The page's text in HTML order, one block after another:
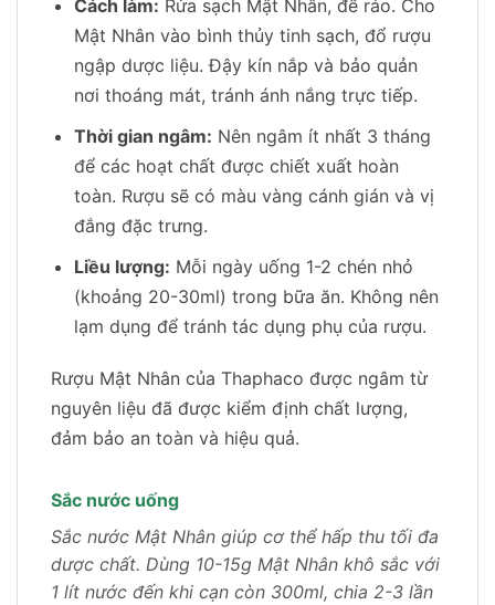
Cách làm: Rửa sạch Mật Nhân, để ráo. Cho
Mật Nhân vào bình thủy tinh sạch, đổ rượu
ngập dược liệu. Đậy kín nắp và bảo quản
nơi thoáng mát, tránh ánh nắng trực tiếp.
Thời gian ngâm: Nên ngâm ít nhất 3 tháng
để các hoạt chất được chiết xuất hoàn
toàn. Rượu sẽ có màu vàng cánh gián và vị
đắng đặc trưng.
Liều lượng: Mỗi ngày uống 1-2 chén nhỏ
(khoảng 20-30ml) trong bữa ăn. Không nên
lạm dụng để tránh tác dụng phụ của rượu.
Rượu Mật Nhân của Thaphaco được ngâm từ
nguyên liệu đã được kiểm định chất lượng,
đảm bảo an toàn và hiệu quả.
Sắc nước uống
Sắc nước Mật Nhân giúp cơ thể hấp thu tối đa
dược chất. Dùng 10-15g Mật Nhân khô sắc với
1 lít nước đến khi cạn còn 300ml, chia 2-3 lần